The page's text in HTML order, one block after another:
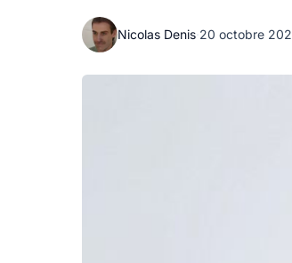
Nicolas Denis·20 octobre